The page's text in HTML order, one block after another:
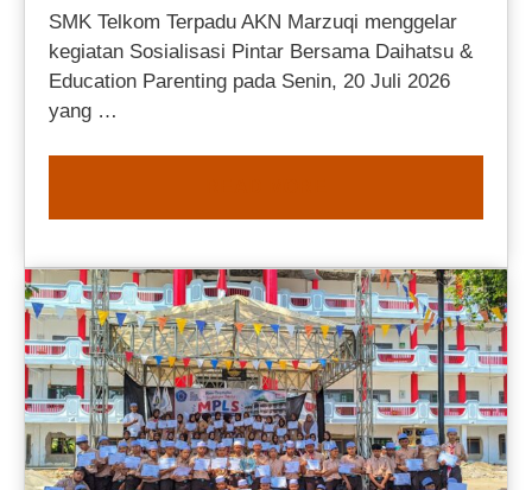
SMK Telkom Terpadu AKN Marzuqi menggelar
kegiatan Sosialisasi Pintar Bersama Daihatsu &
Education Parenting pada Senin, 20 Juli 2026
yang …